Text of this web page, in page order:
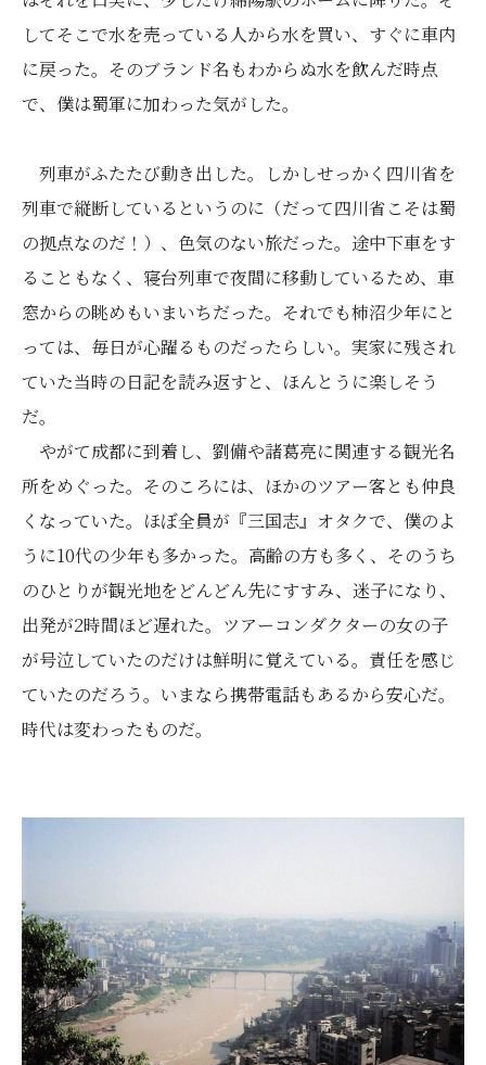
してそこで水を売っている人から水を買い、すぐに車内
に戻った。そのブランド名もわからぬ水を飲んだ時点
で、僕は蜀軍に加わった気がした。
列車がふたたび動き出した。しかしせっかく四川省を
列車で縦断しているというのに（だって四川省こそは蜀
の拠点なのだ！）、色気のない旅だった。途中下車をす
ることもなく、寝台列車で夜間に移動しているため、車
窓からの眺めもいまいちだった。それでも柿沼少年にと
っては、毎日が心躍るものだったらしい。実家に残され
ていた当時の日記を読み返すと、ほんとうに楽しそう
だ。
やがて成都に到着し、劉備や諸葛亮に関連する観光名
所をめぐった。そのころには、ほかのツアー客とも仲良
くなっていた。ほぼ全員が『三国志』オタクで、僕のよ
うに10代の少年も多かった。高齢の方も多く、そのうち
のひとりが観光地をどんどん先にすすみ、迷子になり、
出発が2時間ほど遅れた。ツアーコンダクターの女の子
が号泣していたのだけは鮮明に覚えている。責任を感じ
ていたのだろう。いまなら携帯電話もあるから安心だ。
時代は変わったものだ。